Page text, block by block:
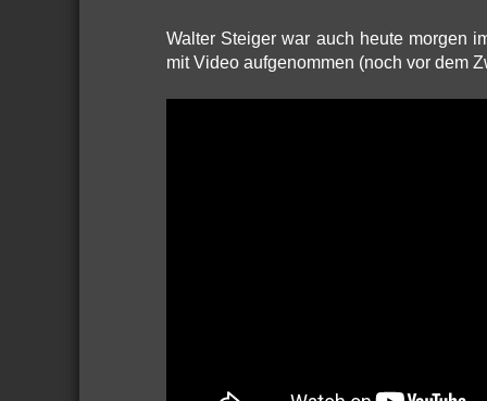
Walter Steiger war auch heute morgen
mit Video aufgenommen (noch vor dem